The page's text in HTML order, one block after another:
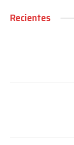
Recientes